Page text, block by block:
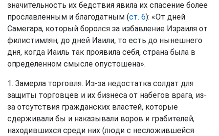
значительность их бедствия явила их спасение более
прославленным и благодатным (ст. 6): «От дней
Самегара, который боролся за избавление Израиля от
филистимлян, до дней Иаили, то есть до нынешнего
дня, когда Иаиль так проявила себя, страна была в
определенном смысле опустошена».
1. Замерла торговля. Из-за недостатка солдат для
защиты торговцев и их бизнеса от набегов врага, из-
за отсутствия гражданских властей, которые
сдерживали бы и наказывали воров и грабителей,
находившихся среди них (люди с несложившейся